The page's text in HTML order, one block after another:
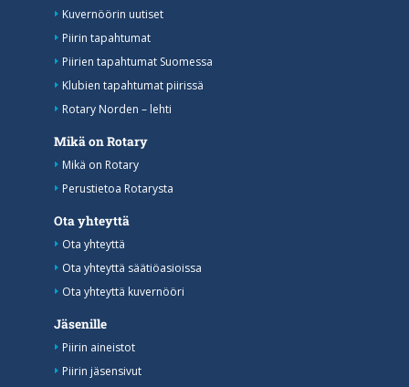
Kuvernöörin uutiset
Piirin tapahtumat
Piirien tapahtumat Suomessa
Klubien tapahtumat piirissä
Rotary Norden – lehti
Mikä on Rotary
Mikä on Rotary
Perustietoa Rotarysta
Ota yhteyttä
Ota yhteyttä
Ota yhteyttä säätiöasioissa
Ota yhteyttä kuvernööri
Jäsenille
Piirin aineistot
Piirin jäsensivut